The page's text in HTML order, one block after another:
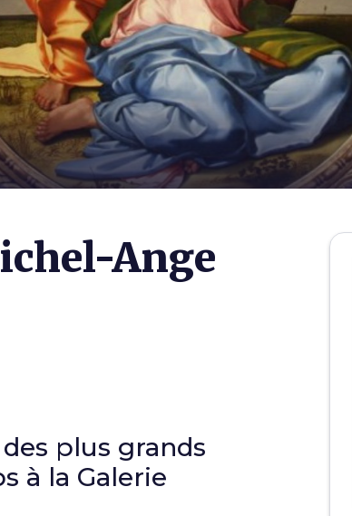
Ange
plus grands
à la Galerie